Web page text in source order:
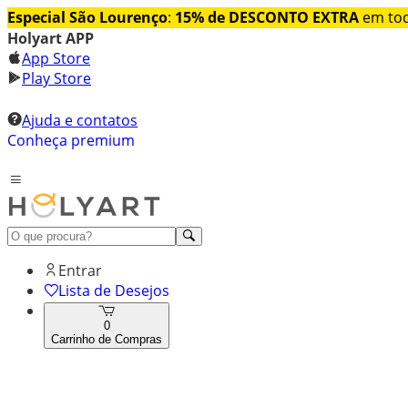
Especial São Lourenço: 15% de DESCONTO EXTRA em
Holyart APP
App Store
Play Store
Ajuda e contatos
Conheça premium
Entrar
Lista de Desejos
0
Carrinho de Compras